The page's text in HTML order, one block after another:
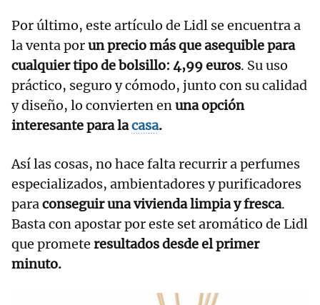
Por último, este artículo de Lidl se encuentra a
la venta porun precio más que asequible para
cualquier tipo de bolsillo: 4,99 euros. Su uso
práctico, seguro y cómodo, junto con su calidad
y diseño, lo convierten enuna opción
interesante para lacasa.
Así las cosas, no hace falta recurrir a perfumes
especializados, ambientadores y purificadores
paraconseguir una vivienda limpia y fresca.
Basta con apostar por este set aromático de Lidl
que promete resultados desde el primer
minuto.